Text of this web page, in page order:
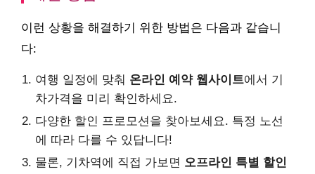
이런 상황을 해결하기 위한 방법은 다음과 같습니
다:
여행 일정에 맞춰 온라인 예약 웹사이트에서 기
차가격을 미리 확인하세요.
다양한 할인 프로모션을 찾아보세요. 특정 노선
에 따라 다를 수 있답니다!
물론, 기차역에 직접 가보면 오프라인 특별 할인